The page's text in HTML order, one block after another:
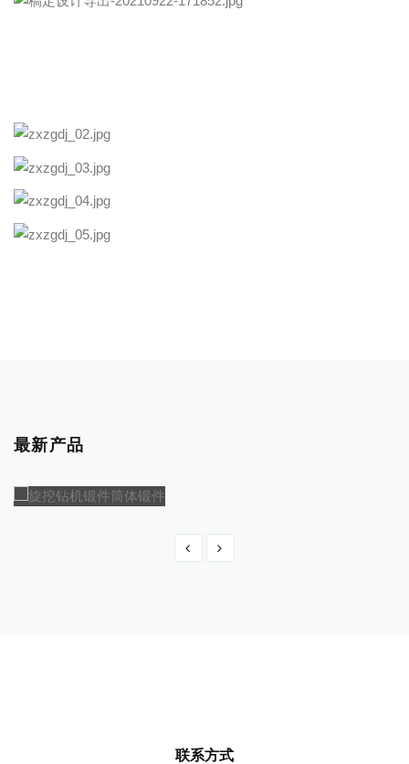
最新产品
联系方式